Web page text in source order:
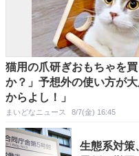
猫用の爪研ぎおもちゃを
か？」予想外の使い方が
からよし！」
まいどなニュース 8/7(金) 16:45
生態系対策